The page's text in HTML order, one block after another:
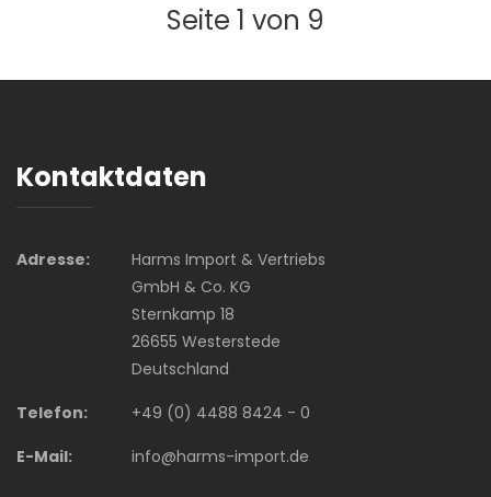
Seite 1 von 9
Kontaktdaten
Adresse:
Harms Import & Vertriebs
GmbH & Co. KG
Sternkamp 18
26655 Westerstede
Deutschland
Telefon:
+49 (0) 4488 8424 - 0
E-Mail:
info@harms-import.de